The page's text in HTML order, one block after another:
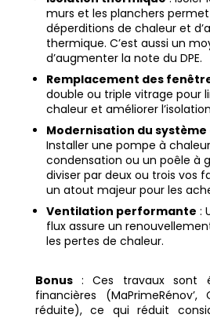
murs et les planchers
déperditions de chaleur et
thermique. C’est aussi un
d’augmenter la note du DPE.
Remplacement des
double ou triple vitrage pour
chaleur et améliorer
Modernisation du
Installer une pompe à
condensation ou un poêle à
diviser par deux ou trois vos
un atout majeur pour les
Ventilation performante :
flux assure un
les pertes de chaleur.
Bonus: Ces travaux sont
financières (MaPrimeRénov’,
réduite), ce qui réduit